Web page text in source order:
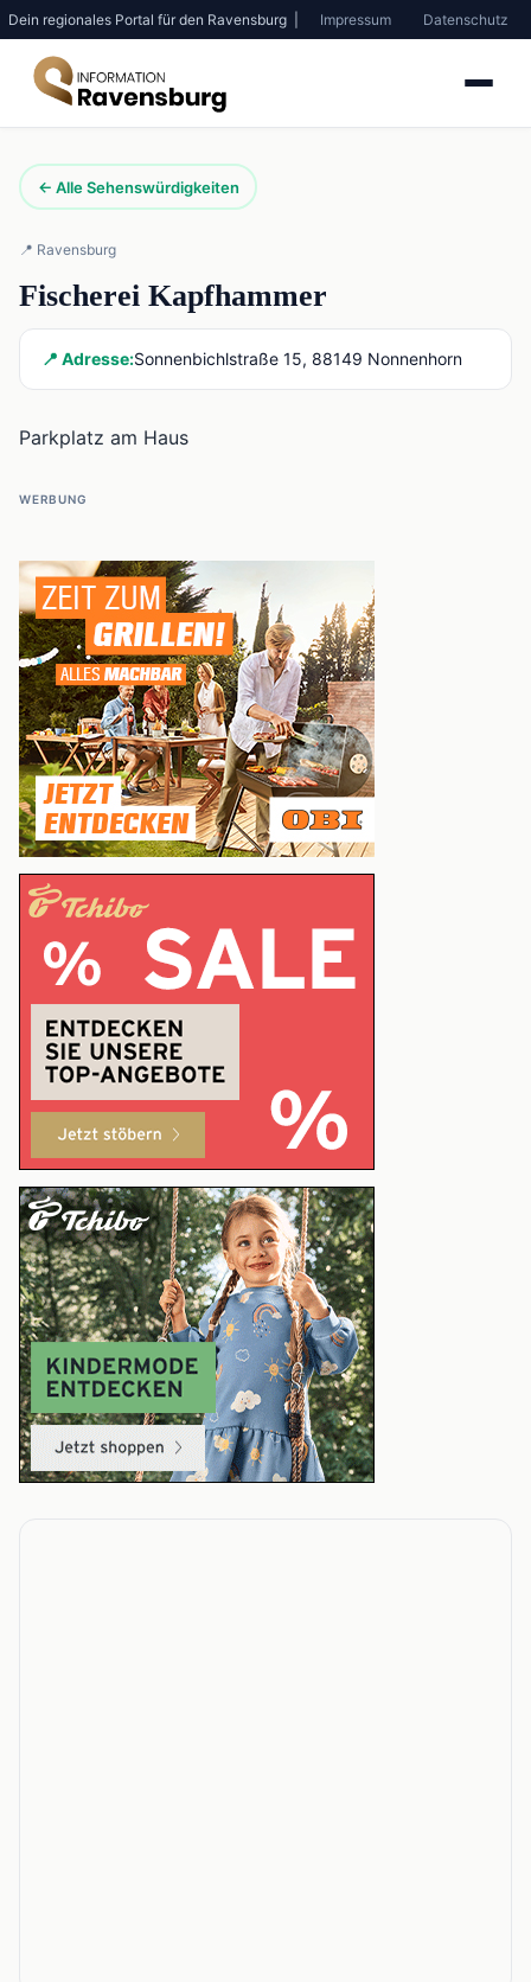
Dein regionales Portal für den Ravensburg | Impressum Datenschutz
← Alle Sehenswürdigkeiten
📍 Ravensburg
Fischerei Kapfhammer
📍 Adresse:Sonnenbichlstraße 15, 88149 Nonnenhorn
Parkplatz am Haus
WERBUNG